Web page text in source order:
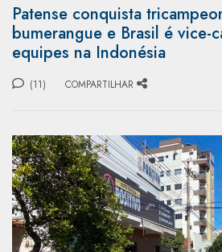
Patense conquista
bumerangue e Brasil é vice-
equipes na Indonésia
(11) COMPARTILHAR